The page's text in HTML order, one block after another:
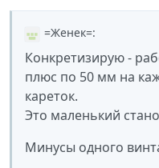
=Женек=:
Конкретизирую -
плюс по 50 мм на
кареток.
Это маленький
Минусы одного